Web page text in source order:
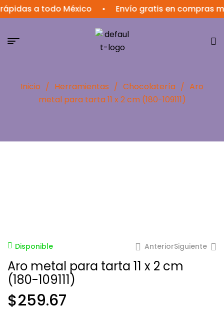
a todo México • Envío gratis en compras
Inicio / Herramientas / Chocolatería / Aro
metal para tarta 11 x 2 cm (180-109111)
Disponible AnteriorSiguiente
Aro metal para tarta 11 x 2 cm
(180-109111)
$259.67